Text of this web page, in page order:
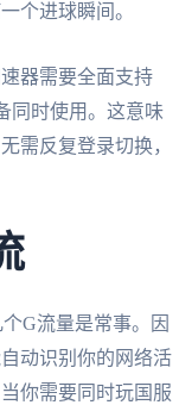
个进球瞬间。
器需要全面支持
同时使用。这意味
需反复登录切换，
G流量是常事。因
动识别你的网络活
你需要同时玩国服